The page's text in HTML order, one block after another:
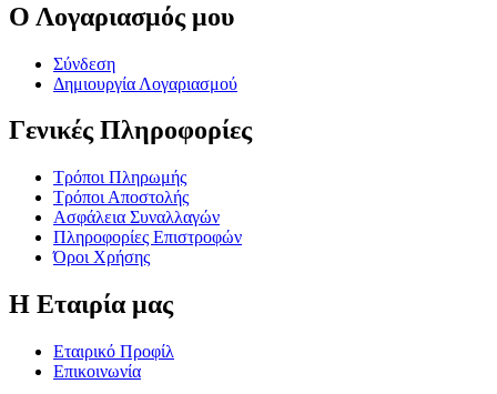
Ο Λογαριασμός μου
Σύνδεση
Δημιουργία Λογαριασμού
Γενικές Πληροφορίες
Τρόποι Πληρωμής
Τρόποι Αποστολής
Ασφάλεια Συναλλαγών
Πληροφορίες Επιστροφών
Όροι Χρήσης
Η Εταιρία μας
Εταιρικό Προφίλ
Επικοινωνία